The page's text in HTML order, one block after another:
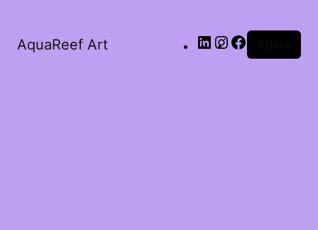
AquaReef Art